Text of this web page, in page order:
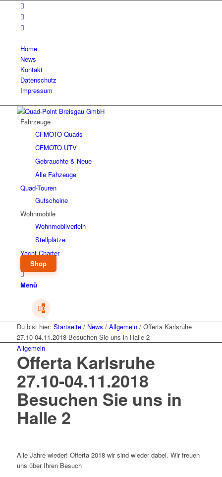
Home
News
Kontakt
Datenschutz
Impressum
Fahrzeuge
CFMOTO Quads
CFMOTO UTV
Gebrauchte & Neue
Alle Fahzeuge
Quad-Touren
Gutscheine
Wohnmobile
Wohnmobilverleih
Stellplätze
Yacht-Charter
Shop
Menü
0
Du bist hier: Startseite / News / Allgemein / Offerta Karlsruhe
27.10-04.11.2018 Besuchen Sie uns in Halle 2
Allgemein
Offerta Karlsruhe
27.10-04.11.2018
Besuchen Sie uns in
Halle 2
Alle Jahre wieder! Offerta 2018 wir sind wieder dabei. Wir freuen
uns über Ihren Besuch